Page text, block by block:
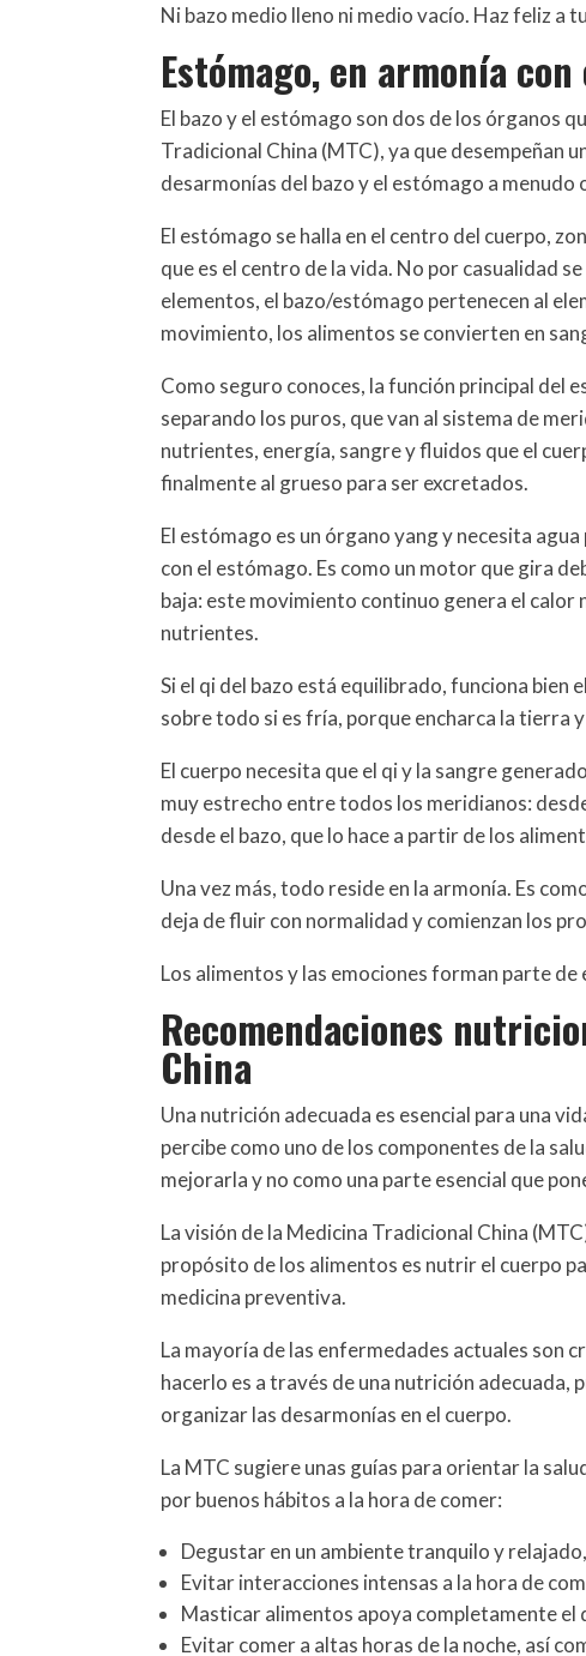
Ni bazo medio lleno ni medio vacío. Haz feliz a
Estómago, en armonía con
El bazo y el estómago son dos de los órganos
Tradicional China (MTC), ya que desempeñan
desarmonías del bazo y el estómago a
El estómago se halla en el centro del cuerpo,
que es el centro de la vida. No por casualidad
elementos, el bazo/estómago pertenecen al
movimiento, los alimentos se convierten en
Como seguro conoces, la función principal del
separando los puros, que van al sistema de
nutrientes, energía, sangre y fluidos que el
finalmente al grueso para ser excretados.
El estómago es un órgano yang y necesita
con el estómago. Es como un motor que gira
baja: este movimiento continuo genera el
nutrientes.
Si el qi del bazo está equilibrado, funciona bien
sobre todo si es fría, porque encharca la tierra
El cuerpo necesita que el qi y la sangre
muy estrecho entre todos los meridianos:
desde el bazo, que lo hace a partir de los
Una vez más, todo reside en la armonía. Es
deja de fluir con normalidad y comienzan los
Los alimentos y las emociones forman parte
Recomendaciones
China
Una nutrición adecuada es esencial para una
percibe como uno de los componentes de la
mejorarla y no como una parte esencial que
La visión de la Medicina Tradicional China
propósito de los alimentos es nutrir el cuerpo
medicina preventiva.
La mayoría de las enfermedades actuales son
hacerlo es a través de una nutrición adecuada,
organizar las desarmonías en el cuerpo.
La MTC sugiere unas guías para orientar la
por buenos hábitos a la hora de comer:
Degustar en un ambiente tranquilo y
Evitar interacciones intensas a la hora de
Masticar alimentos apoya completamente el
Evitar comer a altas horas de la noche, así